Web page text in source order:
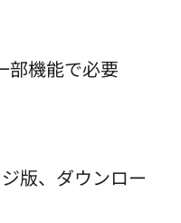
部機能で必要
版、ダウンロー